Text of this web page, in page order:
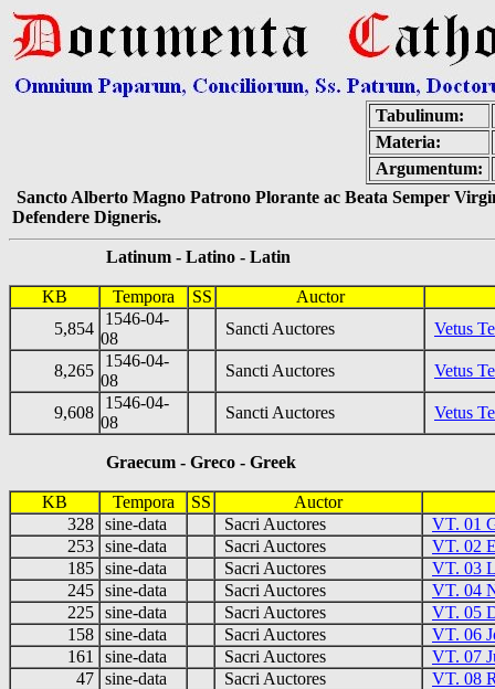
Tabulinum:
Materia:
Argumentum:
Sancto Alberto Magno Patrono Plorante ac Beata Semper
Defendere Digneris.
Latinum - Latino - Latin
KB Tempora SS
Auctor
5,854
1546-04-
08
Sancti Auctores Vetus
8,265
1546-04-
08
Sancti Auctores Vetus
9,608
1546-04-
08
Sancti Auctores Vetus
Graecum - Greco - Greek
KB Tempora SS
Auctor
328 sine-data Sacri Auctores
VT. 01
253 sine-data Sacri Auctores
VT. 02
185 sine-data Sacri Auctores
VT. 03
245 sine-data Sacri Auctores
VT. 04
225 sine-data Sacri Auctores
VT. 05
158 sine-data Sacri Auctores
VT. 06
161
sine-data Sacri Auctores
VT. 07
47 sine-data Sacri Auctores
VT. 08